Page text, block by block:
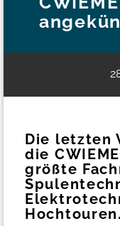
Die letzten
die
größte
Hochtouren.